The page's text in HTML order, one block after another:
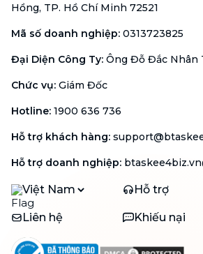
Hồng, TP. Hồ Chí Minh 72521
Mã số doanh nghiệp: 0313723825
Đại Diện Công Ty: Ông Đỗ Đắc Nhân
Chức vụ: Giám Đốc
Hotline: 1900 636 736
Hỗ trợ khách hàng:
Hỗ trợ doanh nghiệp:
Việt Nam Hỗ trợ
Liên hệ Khiếu nại